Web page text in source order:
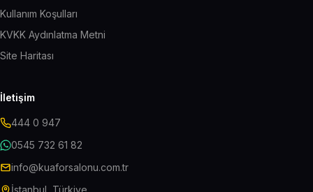
Kullanım Koşulları
KVKK Aydınlatma Metni
Site Haritası
İletişim
444 0 947
0545 732 61 82
info@kuaforsalonu.com.tr